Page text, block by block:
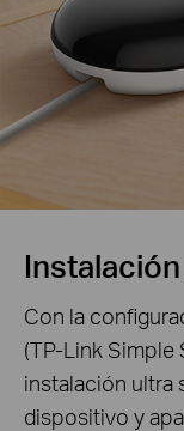
Con la
(TP-Link Simple
instalación ultra
dispositivo y